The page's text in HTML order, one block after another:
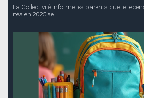
La Collectivité informe les parents que le
nés en 2025 se...